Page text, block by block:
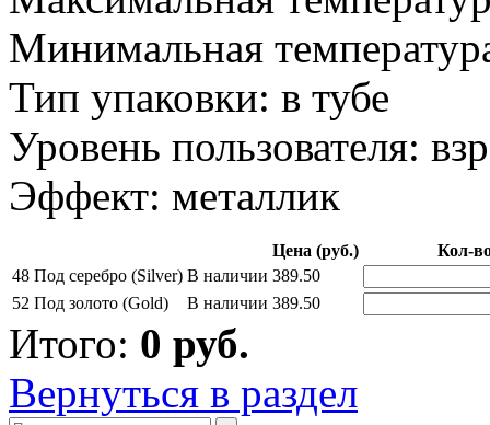
Минимальная
Тип упаковки: в тубе
Уровень пользователя:
Эффект: металлик
Цена (руб.)
Кол-
48 Под серебро (Silver) В наличии 389.50
52 Под золото (Gold)
В наличии 389.50
Итого: 0 руб.
Вернуться в раздел